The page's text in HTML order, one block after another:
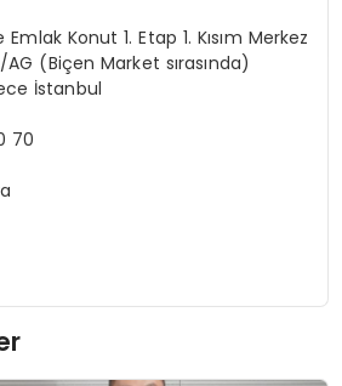
Konut 1. Etap 1. Kısım Merkez
AG (Biçen Market sırasında)
İstanbul
70